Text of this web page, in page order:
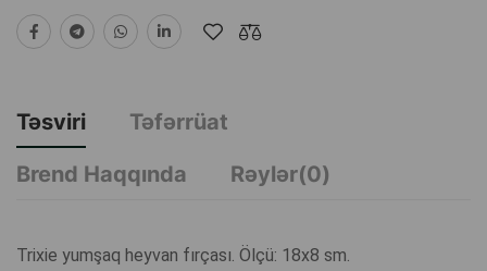
Təsviri
Təfərrüat
Brend Haqqında
Rəylər(0)
Trixie yumşaq heyvan fırçası. Ölçü: 18x8 sm.